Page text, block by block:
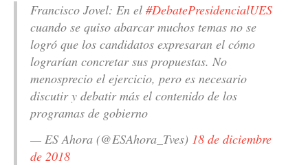
Francisco Jovel: En el #DebatePresidencialUES
cuando se quiso abarcar muchos temas no se
logró que los candidatos expresaran el cómo
lograrían concretar sus propuestas. No
menosprecio el ejercicio, pero es necesario
discutir y debatir más el contenido de los
programas de gobierno
— ES Ahora (@ESAhora_Tves) 18 de diciembre
de 2018